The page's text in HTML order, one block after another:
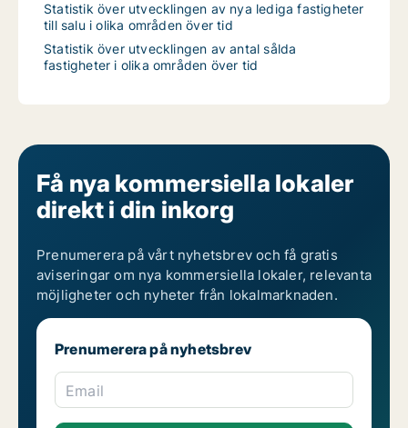
Statistik över utvecklingen av nya lediga fastigheter
till salu i olika områden över tid
Statistik över utvecklingen av antal sålda
fastigheter i olika områden över tid
Få nya kommersiella lokaler
direkt i din inkorg
Prenumerera på vårt nyhetsbrev och få gratis
aviseringar om nya kommersiella lokaler, relevanta
möjligheter och nyheter från lokalmarknaden.
Prenumerera på nyhetsbrev
Email